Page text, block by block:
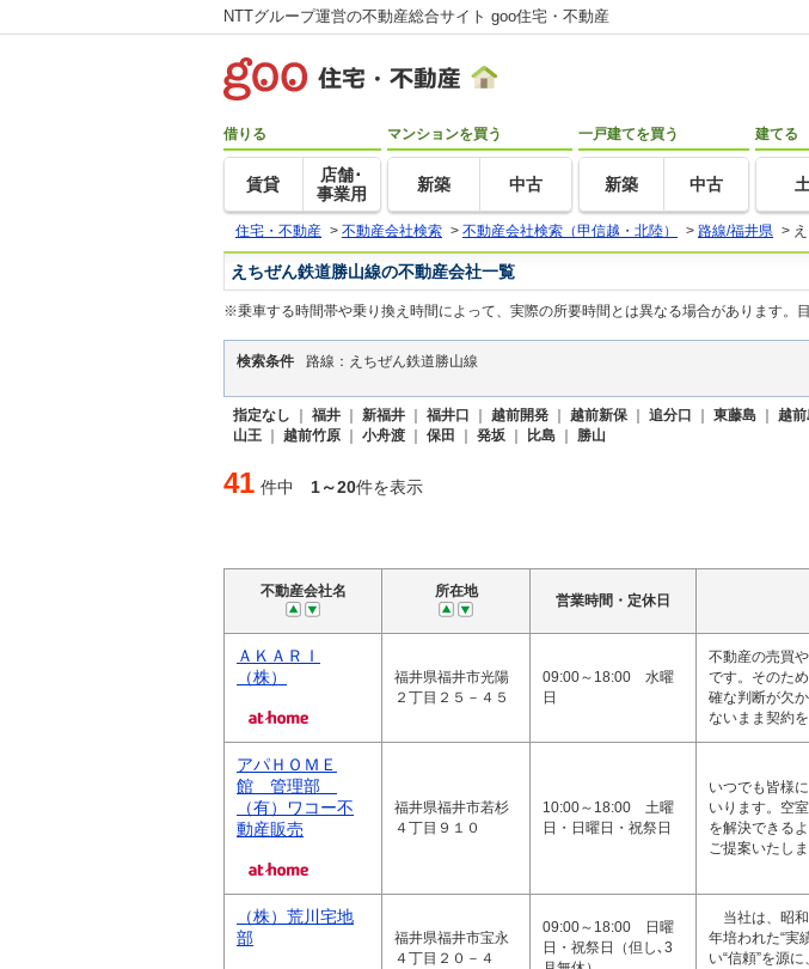
NTTグループ運営の不動産総合サイト goo住宅・不動産
借りる
賃貸
店舗･
事業用
マンションを買う
新築 中古
一戸建てを買う
新築 中古
建てる
住宅・不動産 > 不動産会社検索 > 不動産会社検索（甲信越・北陸） > 路線/福井県 >
えちぜん鉄道勝山線の不動産会社一覧
※乗車する時間帯や乗り換え時間によって、実際の所要時間とは異なる場合があります。
検索条件 路線：えちぜん鉄道勝山線
指定なし ｜ 福井 ｜ 新福井 ｜ 福井口 ｜ 越前開発 ｜ 越前新保 ｜ 追分口 ｜ 東藤島 ｜ 越
山王 ｜ 越前竹原 ｜ 小舟渡 ｜ 保田 ｜ 発坂 ｜ 比島 ｜ 勝山
41 件中 1～20件を表示
不動産会社名 所在地
営業時間・定休日
ＡＫＡＲＩ
（株）
福井県福井市光陽
２丁目２５－４５
09:00～18:00 水曜
日
不動産の売買
です。そのた
確な判断が欠
ないまま契約
アパＨＯＭＥ
館 管理部
（有）ワコー不
動産販売
福井県福井市若杉
４丁目９１０
10:00～18:00 土曜
日・日曜日・祝祭日
いつでも皆様
いります。空
を解決できる
ご提案いたしま
（株）荒川宅地
部
福井県福井市宝永
４丁目２０－４
09:00～18:00 日曜
日・祝祭日（但し､3
当社は、昭和
年培われた“実
い“信頼”を源